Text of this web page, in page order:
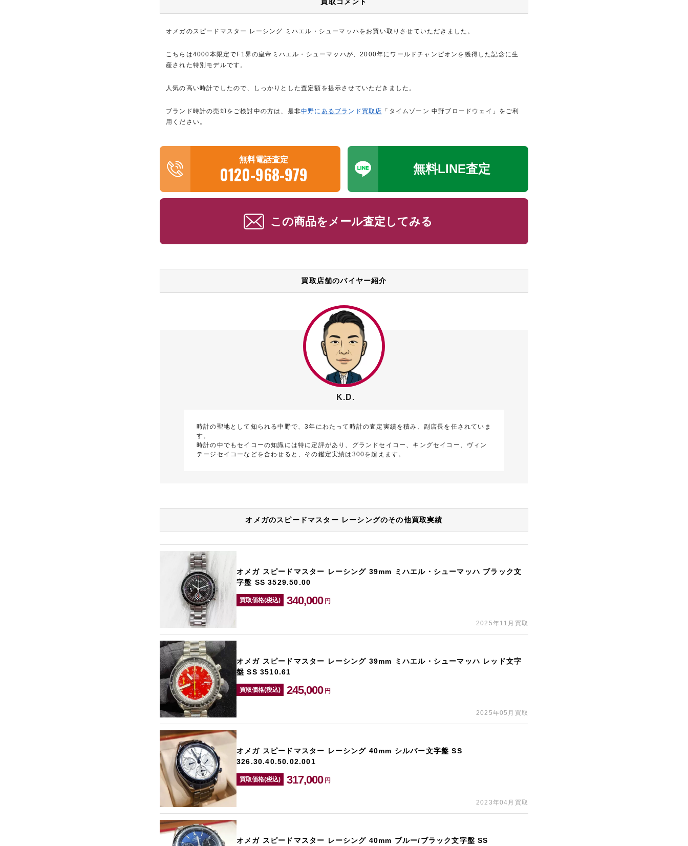
オメガのスピードマスター レーシング ミハエル・シューマッハをお買い取りさせていただきました。
こちらは4000本限定でF1界の皇帝ミハエル・シューマッハが、2000年にワールドチャンピオンを獲得した記念に生
産された特別モデルです。
人気の高い時計でしたので、しっかりとした査定額を提示させていただきました。
ブランド時計の売却をご検討中の方は、是非中野にあるブランド買取店 「タイムゾーン 中野ブロードウェイ」をご利
用ください。
無料電話査定
0120-968-979 無料LINE査定
この商品をメール査定してみる
買取店舗のバイヤー紹介
K.D.
時計の聖地として知られる中野で、3年にわたって時計の査定実績を積み、副店長を任されていま
す。
時計の中でもセイコーの知識には特に定評があり、グランドセイコー、キングセイコー、ヴィン
テージセイコーなどを合わせると、その鑑定実績は300を超えます。
オメガのスピードマスター レーシングのその他買取実績
オメガ スピードマスター レーシング 39mm ミハエル・シューマッハ ブラック文
字盤 SS 3529.50.00
買取価格(税込) 340,000 円
2025年11月買取
オメガ スピードマスター レーシング 39mm ミハエル・シューマッハ レッド文字
盤 SS 3510.61
買取価格(税込) 245,000 円
2025年05月買取
オメガ スピードマスター レーシング 40mm シルバー文字盤 SS
326.30.40.50.02.001
買取価格(税込) 317,000 円
2023年04月買取
オメガ スピードマスター レーシング 40mm ブルー/ブラック文字盤 SS